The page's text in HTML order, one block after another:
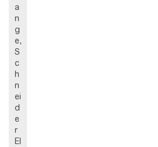
a
n
g
e,
S
c
h
n
ei
d
e
r
El